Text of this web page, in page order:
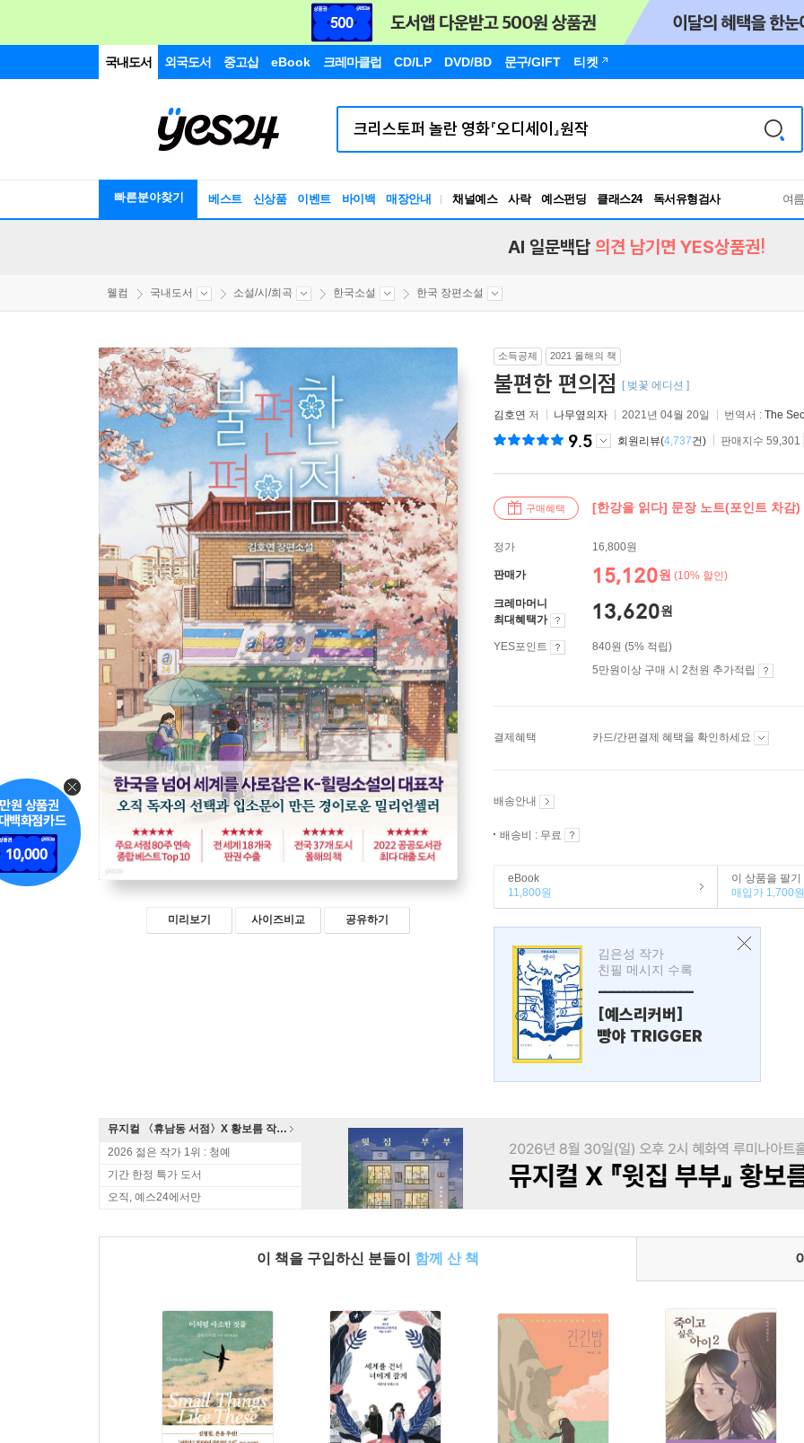
국내도서 외국도서 중고샵 eBook 크레마클럽 CD/LP DVD/BD 문구/GIFT 티켓
빠른분야찾기 베스트 신상품 이벤트 바이백 매장안내 채널예스 사락 예스펀딩 클래스24
독서유형검사
RBTI Lab
여
AI 일문백답 의견 남기면 YES상품권!
웰컴 국내도서 소설/시/희곡 한국소설 한국 장편소설
미리보기 사이즈비교 공유하기
소득공제 2021 올해의 책
불편한 편의점 [ 벚꽃 에디션 ]
김호연 저 나무옆의자 2021년 04월 20일 번역서 : The
9.5 회원리뷰(4,737건) 판매지수 59,301
구매혜택 [한강을 읽다] 문장 노트(포인트 차감)
정가 16,800원
판매가 15,120원 (10% 할인)
크레마머니
최대혜택가
13,620원
YES포인트
840원 (5% 적립)
5만원이상 구매 시 2천원 추가적립
결제혜택 카드/간편결제 혜택을 확인하세요
배송안내
배송비 : 무료
eBook
11,800원
이 상품을 팔기
매입가 1,700원
김은성 작가
친필 메시지 수록
---------------
[예스리커버]
빵야 TRIGGER
뮤지컬 〈휴남동 서점〉X 황보름 작가 북토크
2026 젊은 작가 1위 : 청예
기간 한정 특가 도서
오직, 예스24에서만
이 책을 구입하신 분들이 함께 산 책